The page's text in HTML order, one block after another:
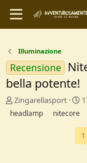
Illuminazione
Recensione
bella potente!
C
r
Zingarellasport
D
a
d
headlamp
nitecore